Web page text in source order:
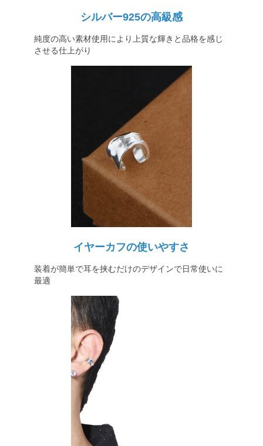
シルバー925の高級感
純度の高い素材使用により上質な輝きと品格を感じ
させる仕上がり
イヤーカフの使いやすさ
装着が簡単で耳を挟むだけのデザインで日常使いに
最適